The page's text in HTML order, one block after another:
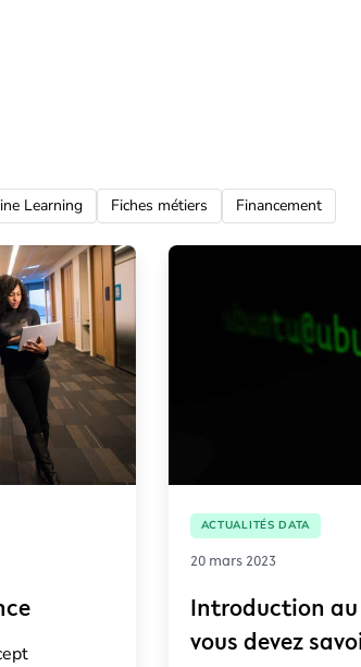
Learning Fiches métiers Financement
ACTUALITÉS DATA
20 mars 2023
Introduction au
vous devez